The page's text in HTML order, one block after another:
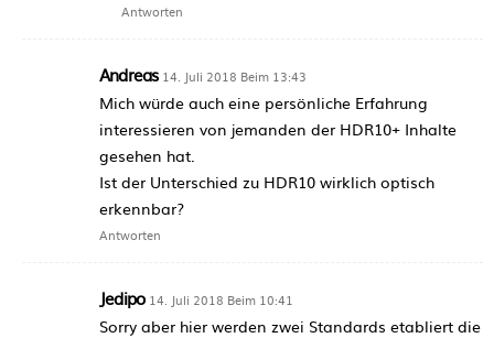
Antworten
Andreas 14. Juli 2018 Beim 13:43
Mich würde auch eine persönliche Erfahrung
interessieren von jemanden der HDR10+ Inhalte
gesehen hat.
Ist der Unterschied zu HDR10 wirklich optisch
erkennbar?
Antworten
Jedipo 14. Juli 2018 Beim 10:41
Sorry aber hier werden zwei Standards etabliert die